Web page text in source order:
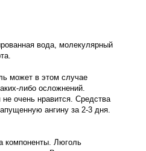
вода, молекулярный
может в этом случае
либо осложнений.
очень нравится. Средства
ангину за 2-3 дня.
компоненты. Люголь